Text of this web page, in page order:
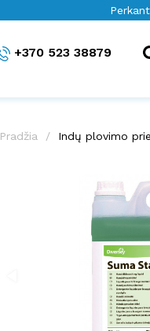
+370 523 38879
Pradžia Indų plovimo